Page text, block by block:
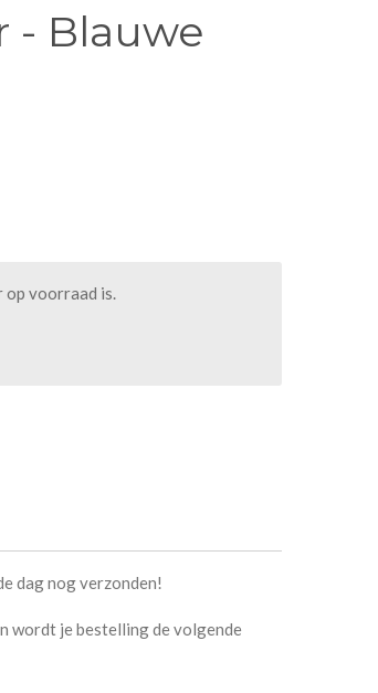
- Blauwe
op voorraad is.
dag nog verzonden!
wordt je bestelling de volgende